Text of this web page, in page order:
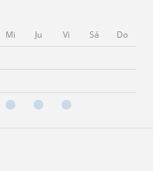
Mi Ju Vi Sá
Do